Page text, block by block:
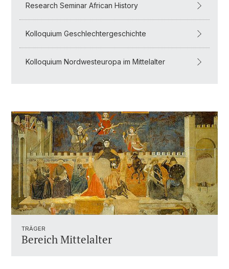
Research Seminar African History
Kolloquium Geschlechtergeschichte
Kolloquium Nordwesteuropa im Mittelalter
TRÄGER
Bereich Mittelalter